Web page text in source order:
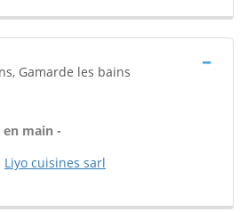
Gamarde les bains
en main -
Liyo cuisines sarl